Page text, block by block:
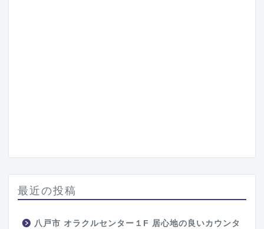
最近の投稿
八戸市 オラクルセンター１F 居心地の良いカウンタ